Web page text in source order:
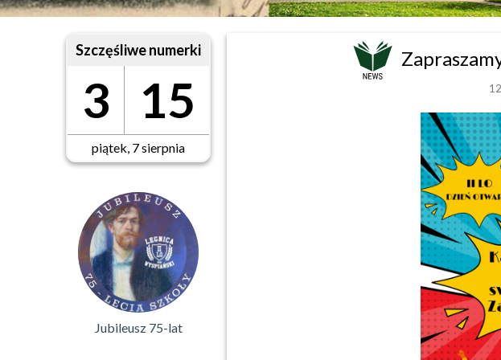
Szczęśliwe numerki
3 15
piątek, 7 sierpnia
Jubileusz 75-lat